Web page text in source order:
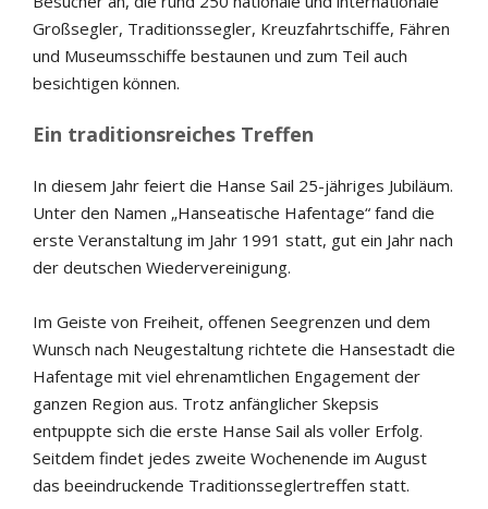
Großsegler, Traditionssegler, Kreuzfahrtschiffe, Fähren
und Museumsschiffe bestaunen und zum Teil auch
besichtigen können.
Ein traditionsreiches Treffen
In diesem Jahr feiert die Hanse Sail 25-jähriges Jubiläum.
Unter den Namen „Hanseatische Hafentage“ fand die
erste Veranstaltung im Jahr 1991 statt, gut ein Jahr nach
der deutschen Wiedervereinigung.
Im Geiste von Freiheit, offenen Seegrenzen und dem
Wunsch nach Neugestaltung richtete die Hansestadt die
Hafentage mit viel ehrenamtlichen Engagement der
ganzen Region aus. Trotz anfänglicher Skepsis
entpuppte sich die erste Hanse Sail als voller Erfolg.
Seitdem findet jedes zweite Wochenende im August
das beeindruckende Traditionsseglertreffen statt.